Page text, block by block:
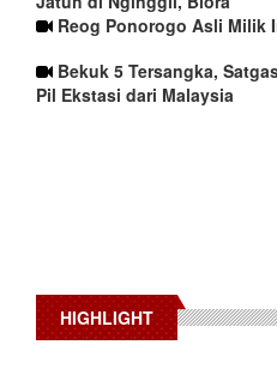
Reog Ponorogo Asli Milik
Bekuk 5 Tersangka,
Pil Ekstasi dari Malaysia
HIGHLIGHT